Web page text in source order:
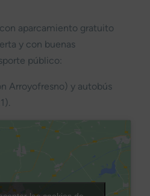
aparcamiento gratuito
y con buenas
público:
Arroyofresno) y autobús